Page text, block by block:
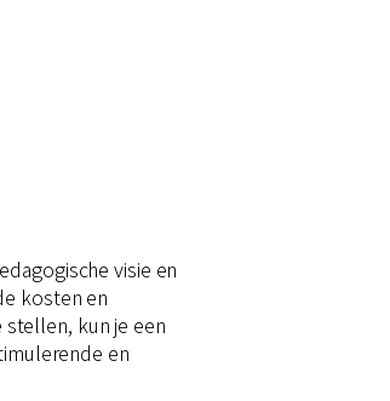
visie en
kosten en
kun je een
en